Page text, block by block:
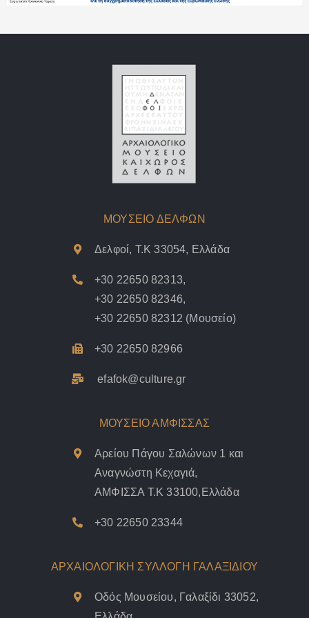
ΜΟΥΣΕΙΟ ΔΕΛΦΩΝ
Δελφοί, Τ.Κ 33054, Ελλάδα
+30 22650 82313,
+30 22650 82346,
+30 22650 82312 (Μουσείο)
+30 22650 82966
efafok@culture.gr
ΜΟΥΣΕΙΟ ΑΜΦΙΣΣΑΣ
Αρείου Πάγου Σαλώνων 1 και
Αναγνώστη Κεχαγιά,
ΑΜΦΙΣΣΑ Τ.Κ 33100,Ελλάδα
+30 22650 23344
ΑΡΧΑΙΟΛΟΓΙΚΗ ΣΥΛΛΟΓΗ ΓΑΛΑΞΙΔΙΟΥ
Οδός Μουσείου, Γαλαξίδι 33052,